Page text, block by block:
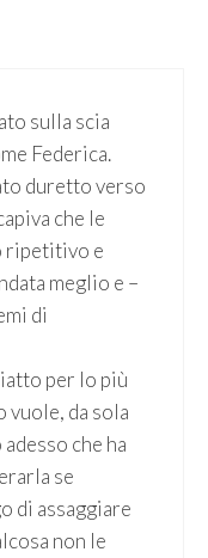
sulla scia
Federica.
duretto verso
che le
ripetitivo e
meglio e –
di
per lo più
vuole, da sola
che ha
se
di assaggiare
non le